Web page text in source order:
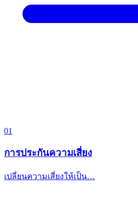
01
การประกันความเสี่ยง
เปลี่ยนความเสี่ยงให้เป็น…